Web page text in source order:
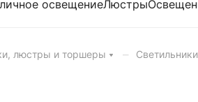
освещениеЛюстры
люстры и торшеры –